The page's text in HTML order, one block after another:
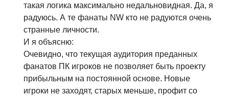
такая логика максимально недальновидная. Да, я
радуюсь. А те фанаты NW кто не радуются очень
странные личности.
И я объясню:
Очевидно, что текущая аудитория преданных
фанатов ПК игроков не позволяет быть проекту
прибыльным на постоянной основе. Новые
игроки не заходят, старых меньше, профит со